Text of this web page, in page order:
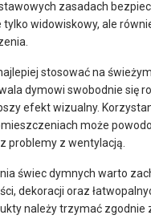
zasadach
widowiskowy, ale
stosować na
dymowi swobodnie się
efekt wizualny.
może
problemy z wentylacją.
świec dymnych warto
dekoracji oraz
należy trzymać zgodnie